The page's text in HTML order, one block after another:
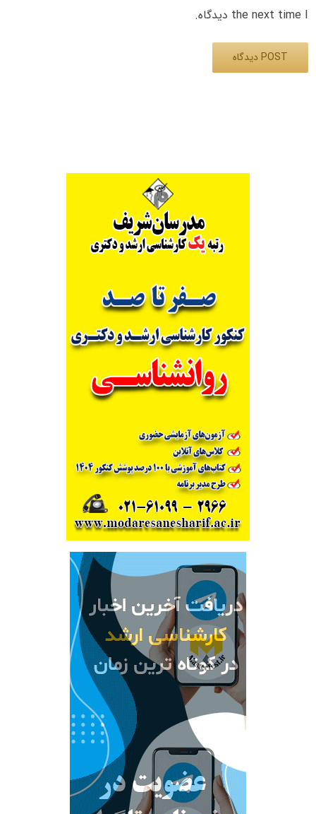
the next time I دیدگاه.